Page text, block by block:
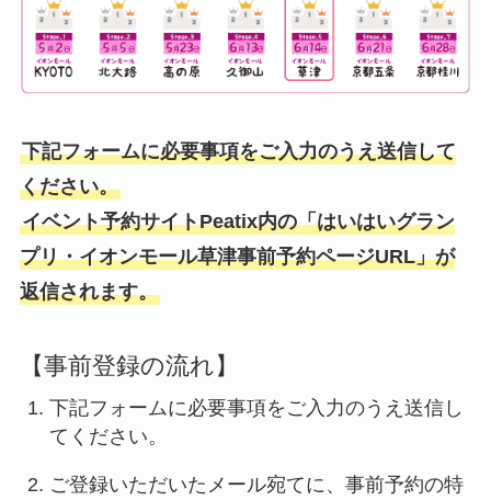
下記フォームに必要事項をご入力のうえ送信して
ください。
イベント予約サイトPeatix内の「はいはいグラン
プリ・イオンモール草津事前予約ページURL」が
返信されます。
【事前登録の流れ】
下記フォームに必要事項をご入力のうえ送信し
てください。
ご登録いただいたメール宛てに、事前予約の特